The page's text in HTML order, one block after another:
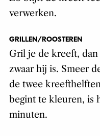
verwerken.
GRILLEN/ROOSTEREN
Gril je de kreeft,
zwaar hij is. Smeer
de twee
begint te kleuren, is
minuten.